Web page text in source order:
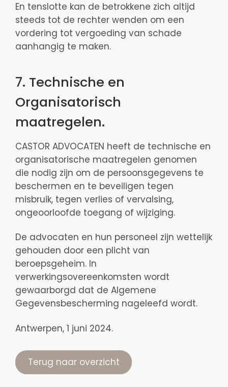
En tenslotte kan de betrokkene zich altijd
steeds tot de rechter wenden om een
vordering tot vergoeding van schade
aanhangig te maken.
7. Technische en
Organisatorisch
maatregelen.
CASTOR ADVOCATEN heeft de technische en
organisatorische maatregelen genomen
die nodig zijn om de persoonsgegevens te
beschermen en te beveiligen tegen
misbruik, tegen verlies of vervalsing,
ongeoorloofde toegang of wijziging.
De advocaten en hun personeel zijn wettelijk
gehouden door een plicht van
beroepsgeheim. In
verwerkingsovereenkomsten wordt
gewaarborgd dat de Algemene
Gegevensbescherming nageleefd wordt.
Antwerpen, 1 juni 2024.
Terug naar overzicht